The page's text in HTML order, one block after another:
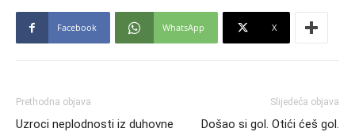
Facebook WhatsApp X
Prethodna objava
Uzroci neplodnosti iz duhovne
Slijedeća objava
Došao si gol. Otići ćeš gol.